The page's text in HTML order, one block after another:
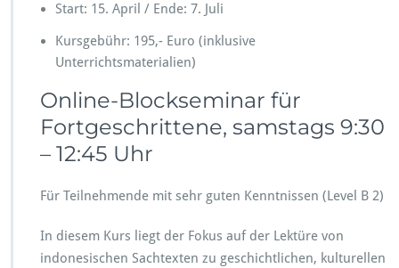
Start: 15. April / Ende: 7. Juli
Kursgebühr: 195,- Euro (inklusive
Unterrichtsmaterialien)
Online-Blockseminar für
Fortgeschrittene, samstags 9:30
– 12:45 Uhr
Für Teilnehmende mit sehr guten Kenntnissen (Level B 2)
In diesem Kurs liegt der Fokus auf der Lektüre von
indonesischen Sachtexten zu geschichtlichen, kulturellen